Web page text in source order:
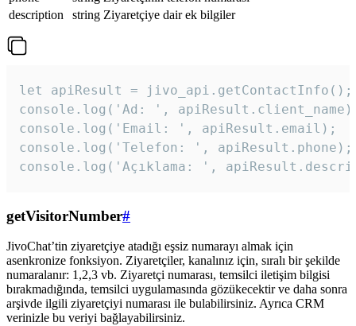
description
string Ziyaretçiye dair ek bilgiler
let apiResult = jivo_api.getContactInfo();
console.log('Ad: ',
console.log('Email: ', apiResult.email);
console.log('Telefon: ', apiResult.phone);
console.log('Açıklama: ',
getVisitorNumber#
JivoChat’tin ziyaretçiye atadığı eşsiz numarayı almak için
asenkronize fonksiyon. Ziyaretçiler, kanalınız için, sıralı bir şekilde
numaralanır: 1,2,3 vb. Ziyaretçi numarası, temsilci iletişim bilgisi
bırakmadığında, temsilci uygulamasında gözükecektir ve daha sonra
arşivde ilgili ziyaretçiyi numarası ile bulabilirsiniz. Ayrıca CRM
verinizle bu veriyi bağlayabilirsiniz.